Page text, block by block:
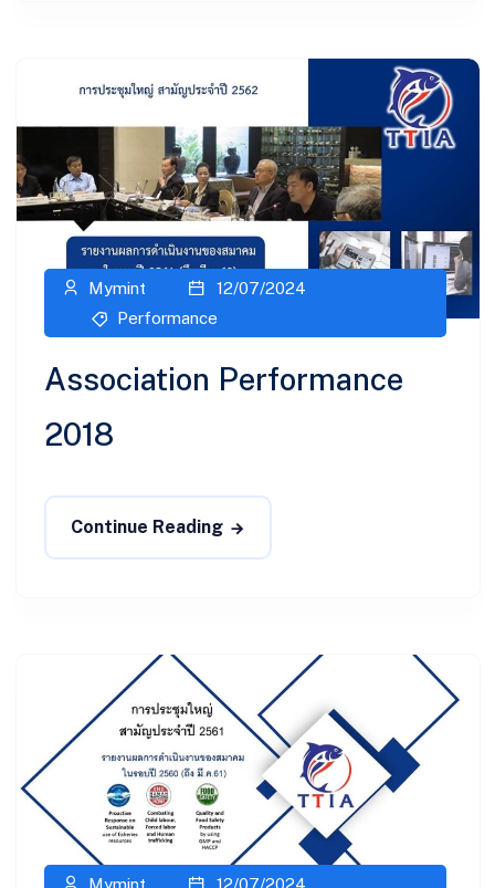
Mymint
12/07/2024
Performance
Association Performance
2018
Continue Reading
Mymint
12/07/2024